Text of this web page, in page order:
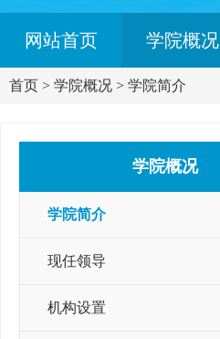
网站首页 学院概况
首页 > 学院概况 > 学院简介
学院概况
学院简介
现任领导
机构设置